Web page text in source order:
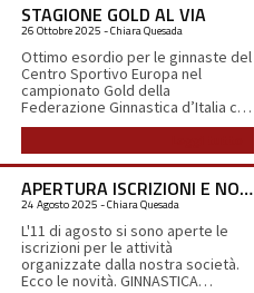
STAGIONE GOLD AL VIA
26 Ottobre 2025 - Chiara Quesada
Ottimo esordio per le ginnaste del
Centro Sportivo Europa nel
campionato Gold della
Federazione Ginnastica d’Italia che
si è svolto ad Arcore nel week end
del mattino scendono in campo le
ragazze della squadra Gold 3b
(2014-2012) composta da Linda
Abbà, Matilde Bertoli, Lara
Dell’Acqua, Camilla Fanzago e
Giulia Terraneo. La gara inizia
all’attrezzo più temuto, la trave,
nella quale le ginnaste devono
APERTURA ISCRIZIONI E NOVITA’
24 Agosto 2025 - Chiara Quesada
L'11 di agosto si sono aperte le
iscrizioni per le attività
organizzate dalla nostra società.
Ecco le novità. GINNASTICA